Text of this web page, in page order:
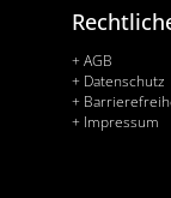
+ AGB
+ Datenschutz
+
+ Impressum